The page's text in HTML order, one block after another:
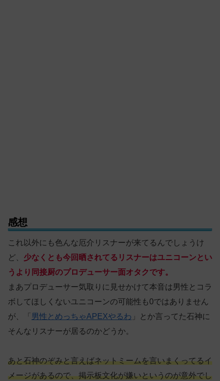
感想
これ以外にも色んな厄介リスナーが来てるんでしょうけ
ど、 少なくとも今回晒されてるリスナーはユニコーンとい
うより同接厨のプロデューサー面オタクです。
まあプロデューサー気取りに見せかけて本音は男性とコラ
ボしてほしくないユニコーンの可能性も0ではありません
が、「 男性とめっちゃAPEXやるわ 」とか言ってた石神に
そんなリスナーが居るのかどうか。
あと石神のぞみと言えばネットミームを言いまくってるイ
メージがあるので、掲示板文化が嫌いというのが意外でし